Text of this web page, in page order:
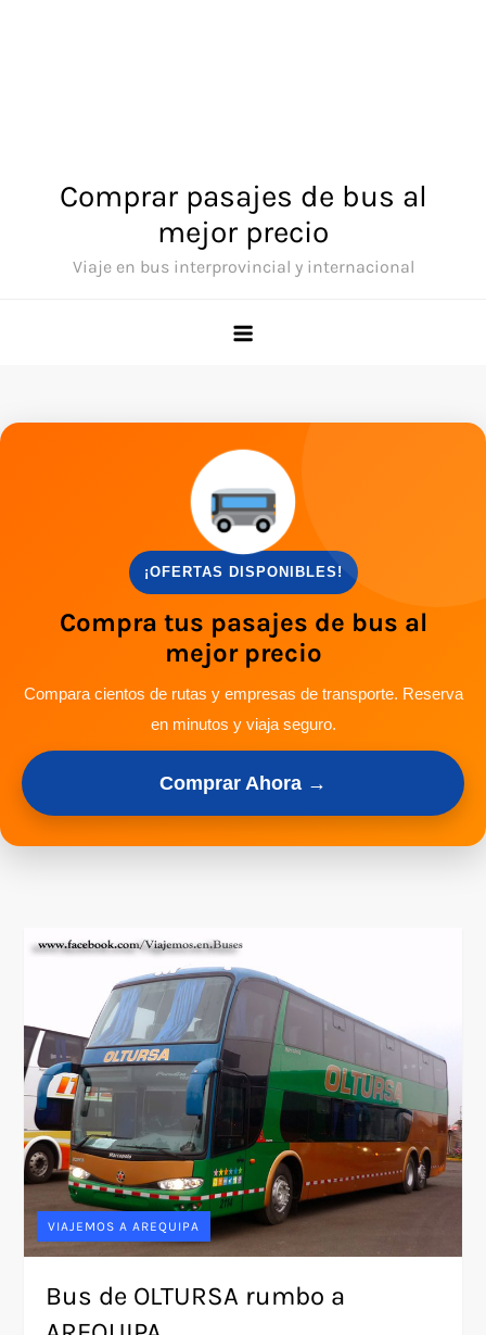
Comprar pasajes de bus al
mejor precio
Viaje en bus interprovincial y internacional
¡OFERTAS DISPONIBLES!
Compra tus pasajes de bus al
mejor precio
Compara cientos de rutas y empresas de transporte. Reserva
en minutos y viaja seguro.
Comprar Ahora →
VIAJEMOS A AREQUIPA
Bus de OLTURSA rumbo a